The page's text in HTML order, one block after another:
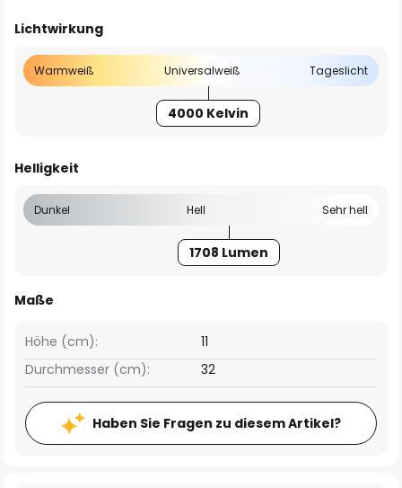
Lichtwirkung
Warmweiß Universalweiß Tageslicht
4000 Kelvin
Helligkeit
Dunkel Hell Sehr hell
1708 Lumen
Maße
Höhe (cm):
11
Durchmesser (cm):
32
Haben Sie Fragen zu diesem Artikel?